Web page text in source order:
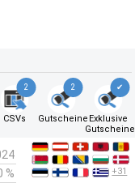
2
CSVs
2
Gutscheine
✔
Exklusive
Gutscheine
%
+31